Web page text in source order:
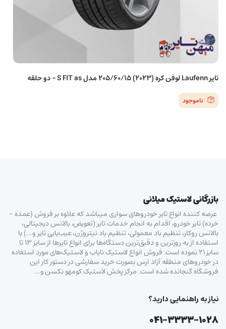
تایر Laufenn لوفن کره (2023) 205/60/15 مدل S FIT as – دو حلقه
ناموجود
بازرگانی لاستیک میلانی
عرضه کننده انواع تایر خودروهای سواری میباشد که علاوه بر فروش (عمده –
خرده‌) تایر خودرو، اقدام به انجام خدمات تایر (تعویض، بالانس دیجیتالی،
بالانس روکار، تنظیم باد معمولی، تنظیم باد نیتروژن، عیب‌یابی تایر و…) با
استفاده از به روزترین و دقیق‌ترین دستگاه‌ها برای انواع تایرها از سایز ۱۳ تا
سایز ۲۱ نموده است. فروش انواع لاستیک‌ نایاب و لاستیک‌های مورد استفاده
در خودروهای منطقه آزاد ارس بصورت خرید سفارشی در دستور کار این
فروشگاه گنجانده شده است. مرکز پخش لاستیک کومهو نکسن و…
نیاز به راهنمایی دارید؟
۰۴۱-۳۳۳۳-۱۰۲۸